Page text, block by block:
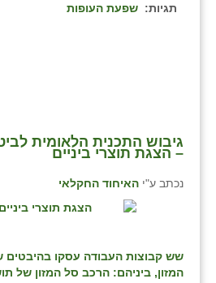
תגיות: שפעת העופות
– הצגת תוצרי ביניים
נכתב ע"י האיחוד החקלאי
שש קבוצות העבודה עסקו בהיבטים
המזון, ביניהם: הרכב סל המזון של